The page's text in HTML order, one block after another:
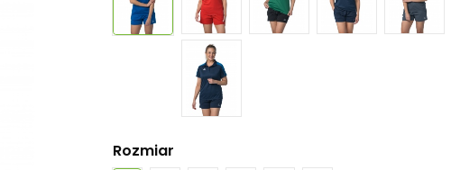
Rozmiar